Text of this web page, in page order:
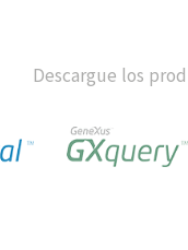
Descargue los